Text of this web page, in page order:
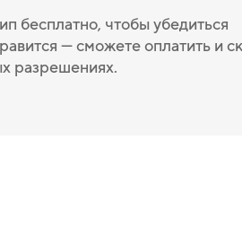
бесплатно, чтобы убедиться
— сможете оплатить и
разрешениях.